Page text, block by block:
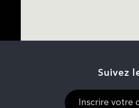
Suivez